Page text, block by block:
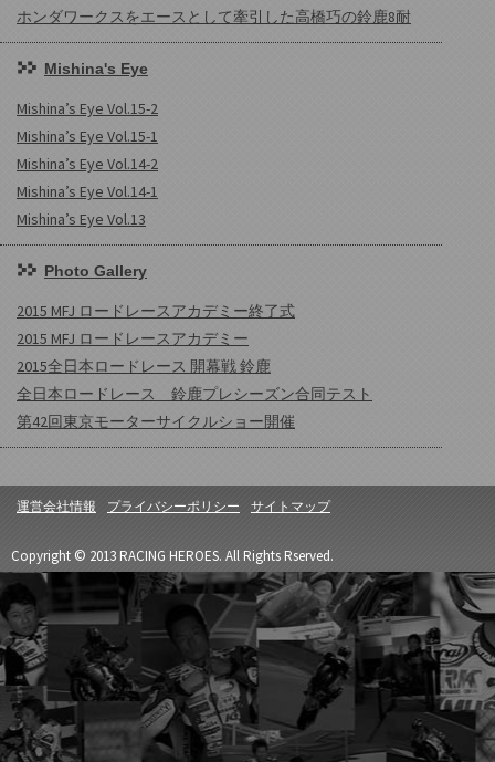
ホンダワークスをエースとして牽引した高橋巧の鈴鹿8耐
Mishina's Eye
Mishina’s Eye Vol.15-2
Mishina’s Eye Vol.15-1
Mishina’s Eye Vol.14-2
Mishina’s Eye Vol.14-1
Mishina’s Eye Vol.13
Photo Gallery
2015 MFJ ロードレースアカデミー終了式
2015 MFJ ロードレースアカデミー
2015全日本ロードレース 開幕戦 鈴鹿
全日本ロードレース 鈴鹿プレシーズン合同テスト
第42回東京モーターサイクルショー開催
運営会社情報 プライバシーポリシー サイトマップ
Copyright © 2013 RACING HEROES. All Rights Rserved.